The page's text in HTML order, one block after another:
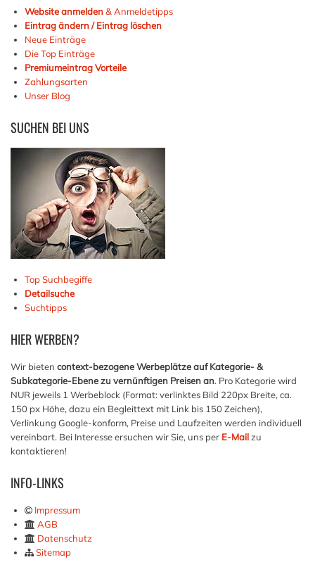
Website anmelden& Anmeldetipps
Eintrag ändern / Eintrag löschen
Neue Einträge
Die Top Einträge
Premiumeintrag Vorteile
Zahlungsarten
Unser Blog
SUCHEN BEI UNS
Top Suchbegiffe
Detailsuche
Suchtipps
HIERWERBEN?
Wir bieten context-bezogene Werbeplätze auf Kategorie- &
Subkategorie-Ebene zu vernünftigen Preisen an. Pro Kategorie wird
NUR jeweils 1 Werbeblock (Format: verlinktes Bild 220px Breite, ca.
150 px Höhe, dazu ein Begleittext mit Link bis 150 Zeichen),
Verlinkung Google-konform, Preise und Laufzeiten werden individuell
vereinbart. Bei Interesse ersuchen wir Sie, uns per E-Mailzu
kontaktieren!
INFO-LINKS
Impressum
AGB
Datenschutz
Sitemap